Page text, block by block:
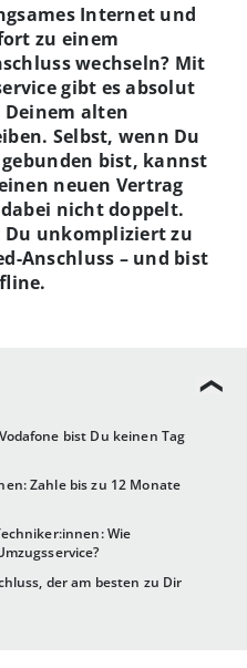
bist Du keinen Tag
Zahle bis zu 12 Monate
Wie
der am besten zu Dir
Internet und
zu einem
wechseln? Mit
gibt es absolut
alten
Selbst, wenn Du
bist, kannst
neuen Vertrag
nicht doppelt.
Du unkompliziert zu
Anschluss – und bist